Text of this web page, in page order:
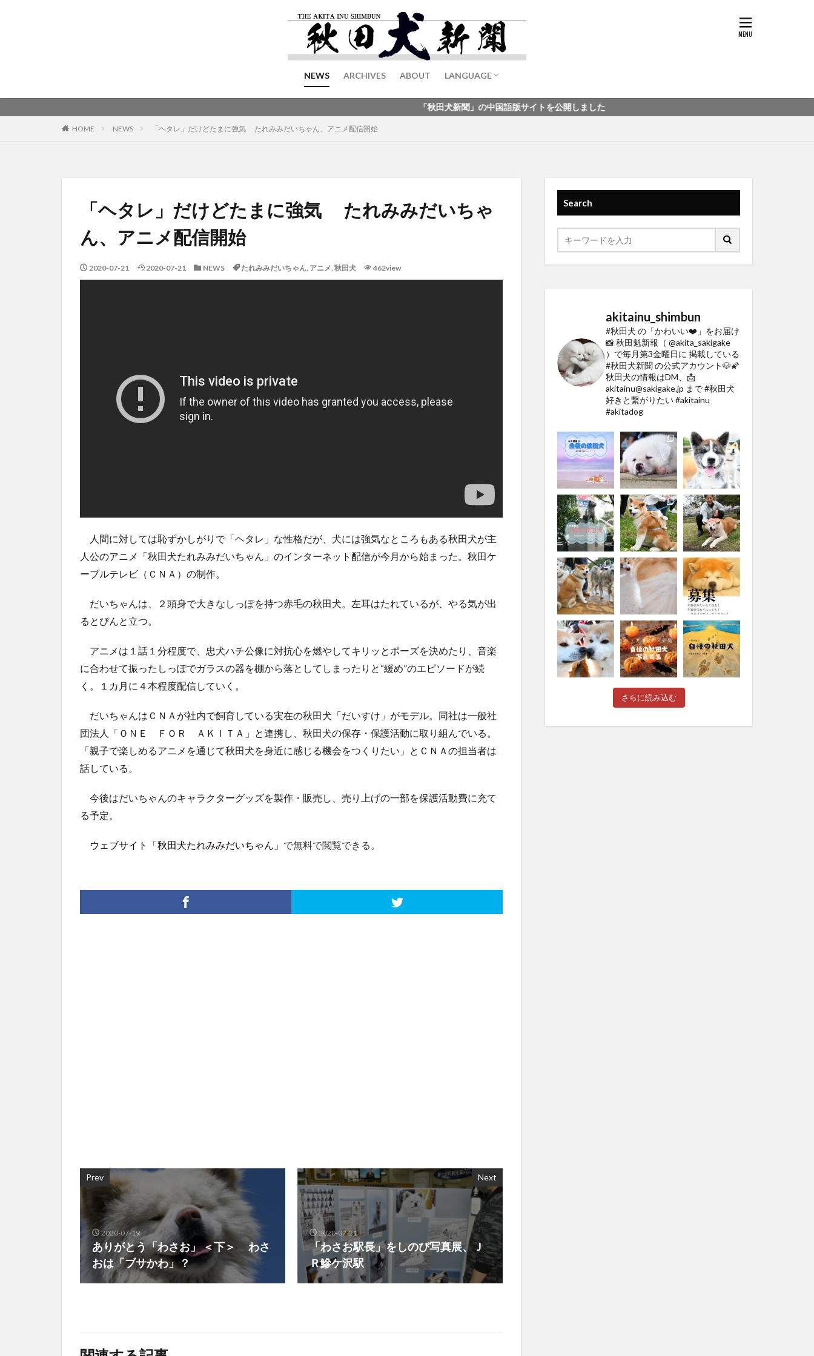
NEWS ARCHIVES ABOUT LANGUAGE
English
中文
「秋田犬新聞」の中国語版サイトを公開しました
HOME NEWS 「ヘタレ」だけどたまに強気 たれみみだいちゃん、アニメ配信開始
「ヘタレ」だけどたまに強気 たれみみだいちゃ
ん、アニメ配信開始
2020-07-21 2020-07-21 NEWS たれみみだいちゃん, アニメ, 秋田犬 462view
人間に対しては恥ずかしがりで「ヘタレ」な性格だが、犬には強気なところもある秋田犬が主
人公のアニメ「秋田犬たれみみだいちゃん」のインターネット配信が今月から始まった。秋田ケ
ーブルテレビ（ＣＮＡ）の制作。
だいちゃんは、２頭身で大きなしっぽを持つ赤毛の秋田犬。左耳はたれているが、やる気が出
るとぴんと立つ。
アニメは１話１分程度で、忠犬ハチ公像に対抗心を燃やしてキリッとポーズを決めたり、音楽
に合わせて振ったしっぽでガラスの器を棚から落としてしまったりと“緩め”のエピソードが続
く。１カ月に４本程度配信していく。
だいちゃんはＣＮＡが社内で飼育している実在の秋田犬「だいすけ」がモデル。同社は一般社
団法人「ＯＮＥ ＦＯＲ ＡＫＩＴＡ」と連携し、秋田犬の保存・保護活動に取り組んでいる。
「親子で楽しめるアニメを通じて秋田犬を身近に感じる機会をつくりたい」とＣＮＡの担当者は
話している。
今後はだいちゃんのキャラクターグッズを製作・販売し、売り上げの一部を保護活動費に充て
る予定。
ウェブサイト「秋田犬たれみみだいちゃん」 で無料で閲覧できる。
Prev
2020-07-19
ありがとう「わさお」 ＜下＞ わさ
おは「ブサかわ」？
Next
2020-07-21
「わさお駅長」をしのび写真展、Ｊ
Ｒ鰺ケ沢駅
Search
akitainu_shimbun
#秋田犬 の「かわいい❤️」をお届け
📸秋田魁新報（ @akita_sakigake
）で毎月第3金曜日に 掲載している
#秋田犬新聞 の公式アカウント🐶🌠
秋田犬の情報はDM、📩
akitainu@sakigake.jp まで#秋田犬
好きと繋がりたい #akitainu
#akitadog
さらに読み込む